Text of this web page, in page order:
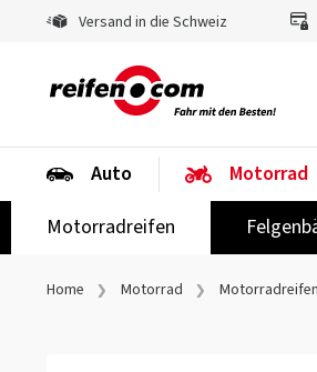
Versand in die Schweiz
Auto
Motorrad
Motorradreifen
Home Motorrad Motorradreifen